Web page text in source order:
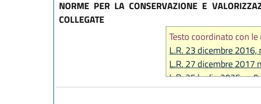
NORME PER LA CONSERVAZIONE E
COLLEGATE
Testo coordinato con
L.R. 23 dicembre 2016,
L.R. 27 dicembre 2017
L.R. 25 luglio 2025, n. 9